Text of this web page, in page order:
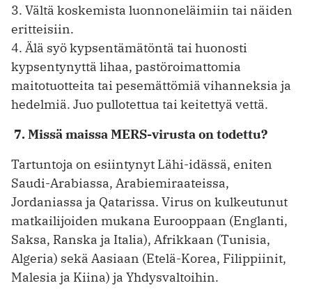
3. Vältä koskemista luonnoneläimiin tai näiden
eritteisiin.
4. Älä syö kypsentämätöntä tai huonosti
kypsentynyttä lihaa, pastöroimattomia
maitotuotteita tai pesemättömiä vihanneksia ja
hedelmiä. Juo pullotettua tai keitettyä vettä.
7. Missä maissa MERS-virusta on todettu?
Tartuntoja on esiintynyt Lähi-idässä, eniten
Saudi-Arabiassa, Arabiemiraateissa,
Jordaniassa ja Qatarissa. Virus on kulkeutunut
matkailijoiden mukana Eurooppaan (Englanti,
Saksa, Ranska ja Italia), Afrikkaan (Tunisia,
Algeria) sekä Aasiaan (Etelä-Korea, Filippiinit,
Malesia ja Kiina) ja Yhdysvaltoihin.